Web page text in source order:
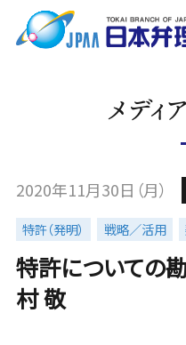
メディ
特許についての
村 敬
2020年11月30日（月）
特許（発明） 戦略／活用